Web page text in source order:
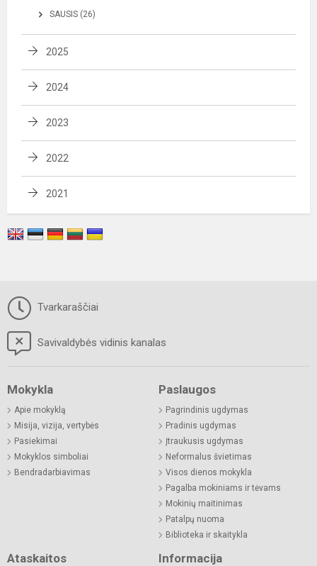
SAUSIS (26)
2025
2024
2023
2022
2021
Tvarkaraščiai
Savivaldybės vidinis kanalas
Mokykla
Apie mokyklą
Misija, vizija, vertybės
Pasiekimai
Mokyklos simboliai
Bendradarbiavimas
Paslaugos
Pagrindinis ugdymas
Pradinis ugdymas
Įtraukusis ugdymas
Neformalus švietimas
Visos dienos mokykla
Pagalba mokiniams ir tėvams
Mokinių maitinimas
Patalpų nuoma
Biblioteka ir skaitykla
Ataskaitos Informacija